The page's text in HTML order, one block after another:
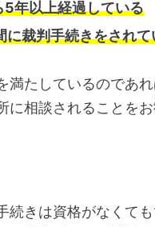
5年以上経過している
に裁判手続きをされて
満たしているのであ
に相談されることを
続きは資格がなくて